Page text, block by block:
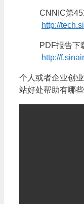
CNNIC第
http://
PDF报告下
http://
个人或者企业创
站好处帮助有哪